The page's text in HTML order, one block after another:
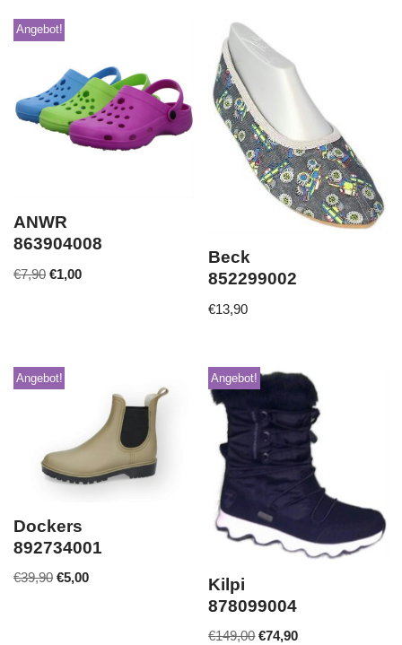
Angebot!
ANWR
863904008
€7,90 €1,00
Beck
852299002
€13,90
Angebot!
Dockers
892734001
€39,90 €5,00
Angebot!
Kilpi
878099004
€149,00 €74,90